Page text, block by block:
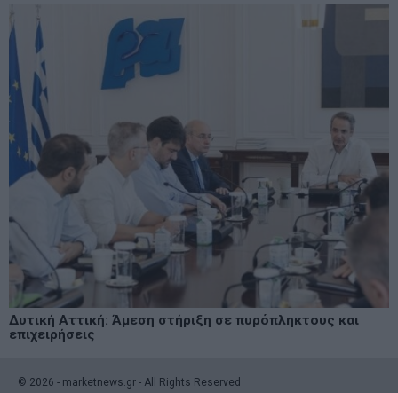
Δυτική Αττική: Άμεση στήριξη σε πυρόπληκτους και
επιχειρήσεις
© 2026 - marketnews.gr - All Rights Reserved